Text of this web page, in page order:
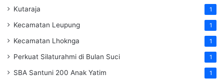
Kutaraja 1
Kecamatan Leupung 1
Kecamatan Lhoknga 1
Perkuat Silaturahmi di Bulan Suci 1
SBA Santuni 200 Anak Yatim 1